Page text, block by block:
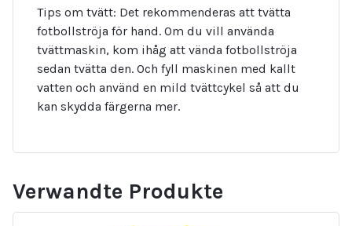
Tips om tvätt: Det rekommenderas att tvätta
fotbollströja för hand. Om du vill använda
tvättmaskin, kom ihåg att vända fotbollströja
sedan tvätta den. Och fyll maskinen med kallt
vatten och använd en mild tvättcykel så att du
kan skydda färgerna mer.
Verwandte Produkte